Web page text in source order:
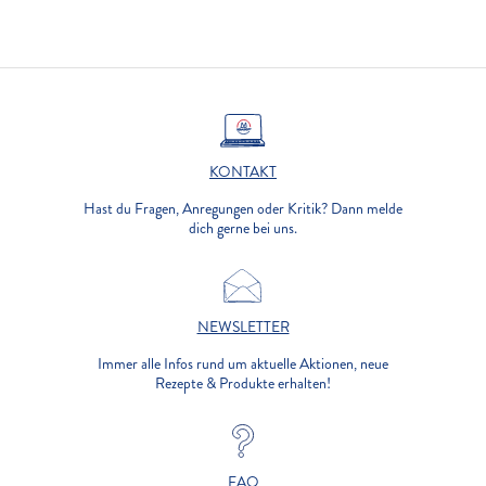
KONTAKT
Hast du Fragen, Anregungen oder Kritik? Dann melde
dich gerne bei uns.
NEWSLETTER
Immer alle Infos rund um aktuelle Aktionen, neue
Rezepte & Produkte erhalten!
FAQ